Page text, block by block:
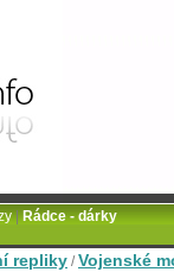
repliky /Vojenské
|Rádce - dárky